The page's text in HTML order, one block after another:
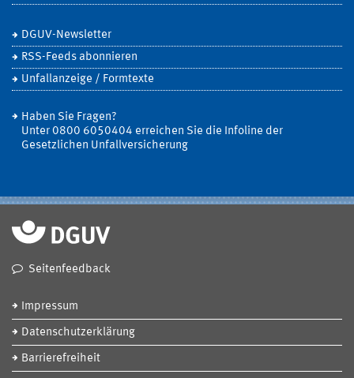
DGUV-Newsletter
RSS-Feeds abonnieren
Unfallanzeige / Formtexte
Haben Sie Fragen?
Unter 0800 6050404 erreichen Sie die Infoline der
Gesetzlichen Unfallversicherung
Seitenfeedback
Impressum
Datenschutzerklärung
Barrierefreiheit